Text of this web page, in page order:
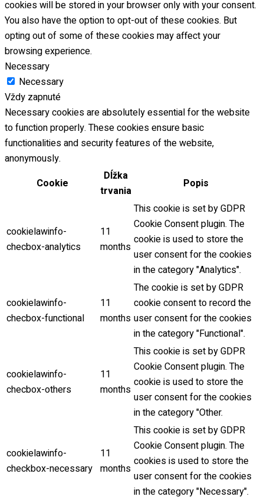
cookies will be stored in your browser only with your consent.
You also have the option to opt-out of these cookies. But
opting out of some of these cookies may affect your
browsing experience.
Necessary
Necessary
Vždy zapnuté
Necessary cookies are absolutely essential for the website
to function properly. These cookies ensure basic
functionalities and security features of the website,
anonymously.
Cookie
Dĺžka
trvania
Popis
cookielawinfo-
checbox-analytics
11
months
This cookie is set by GDPR
Cookie Consent plugin. The
cookie is used to store the
user consent for the cookies
in the category "Analytics".
cookielawinfo-
checbox-functional
11
months
The cookie is set by GDPR
cookie consent to record the
user consent for the cookies
in the category "Functional".
cookielawinfo-
checbox-others
11
months
This cookie is set by GDPR
Cookie Consent plugin. The
cookie is used to store the
user consent for the cookies
in the category "Other.
cookielawinfo-
checkbox-necessary
11
months
This cookie is set by GDPR
Cookie Consent plugin. The
cookies is used to store the
user consent for the cookies
in the category "Necessary".